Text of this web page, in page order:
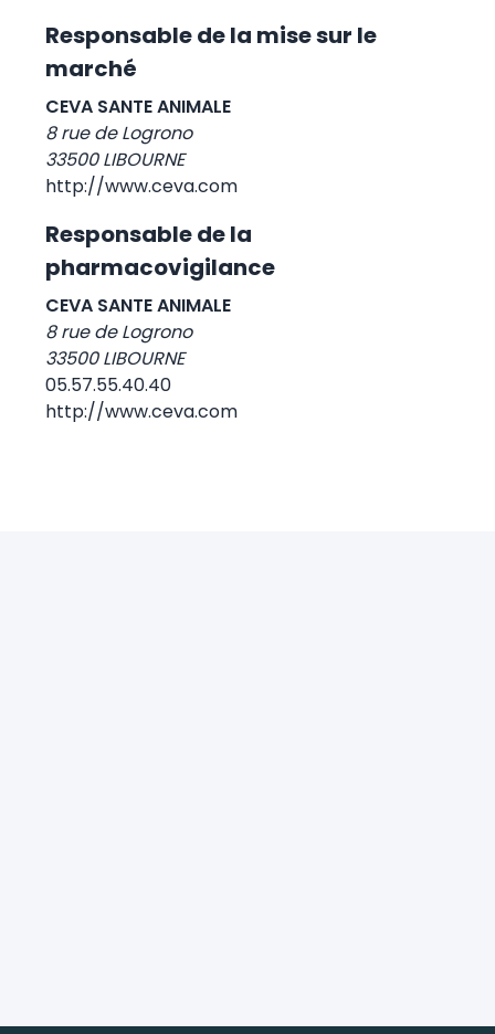
Responsable de la mise sur le
marché
CEVA SANTE ANIMALE
8 rue de Logrono
33500 LIBOURNE
http://www.ceva.com
Responsable de la
pharmacovigilance
CEVA SANTE ANIMALE
8 rue de Logrono
33500 LIBOURNE
05.57.55.40.40
http://www.ceva.com